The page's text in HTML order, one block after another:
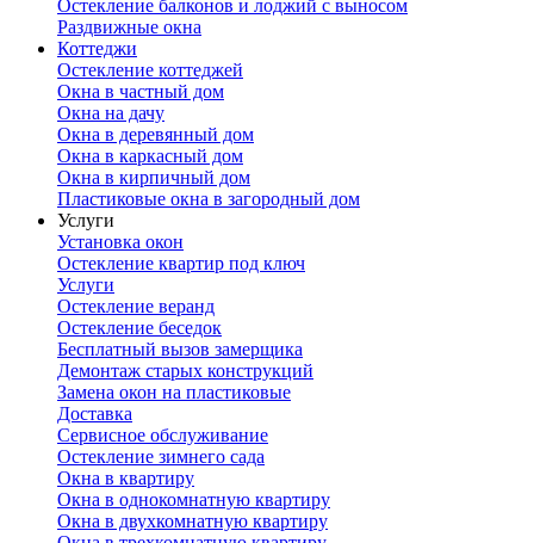
Остекление балконов и лоджий с выносом
Раздвижные окна
Коттеджи
Остекление коттеджей
Окна в частный дом
Окна на дачу
Окна в деревянный дом
Окна в каркасный дом
Окна в кирпичный дом
Пластиковые окна в загородный дом
Услуги
Установка окон
Остекление квартир под ключ
Услуги
Остекление веранд
Остекление беседок
Бесплатный вызов замерщика
Демонтаж старых конструкций
Замена окон на пластиковые
Доставка
Сервисное обслуживание
Остекление зимнего сада
Окна в квартиру
Окна в однокомнатную квартиру
Окна в двухкомнатную квартиру